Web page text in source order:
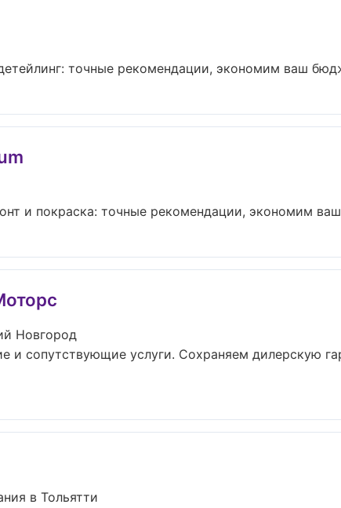
точные рекомендации, экономим ваш
и покраска: точные рекомендации, экономим
Новгород
и сопутствующие услуги. Сохраняем дилерскую
в Тольятти